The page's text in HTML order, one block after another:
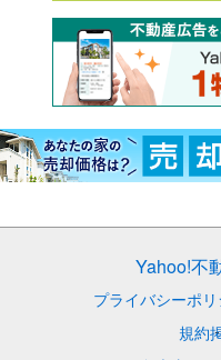
Yahoo!不
プライバシーポ
規約